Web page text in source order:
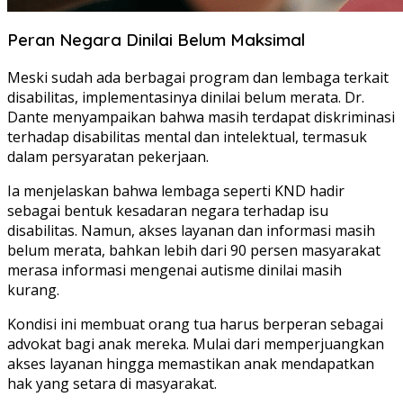
Peran Negara Dinilai Belum Maksimal
Meski sudah ada berbagai program dan lembaga terkait
disabilitas, implementasinya dinilai belum merata. Dr.
Dante menyampaikan bahwa masih terdapat diskriminasi
terhadap disabilitas mental dan intelektual, termasuk
dalam persyaratan pekerjaan.
Ia menjelaskan bahwa lembaga seperti KND hadir
sebagai bentuk kesadaran negara terhadap isu
disabilitas. Namun, akses layanan dan informasi masih
belum merata, bahkan lebih dari 90 persen masyarakat
merasa informasi mengenai autisme dinilai masih
kurang.
Kondisi ini membuat orang tua harus berperan sebagai
advokat bagi anak mereka. Mulai dari memperjuangkan
akses layanan hingga memastikan anak mendapatkan
hak yang setara di masyarakat.